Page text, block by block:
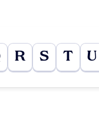
R S T U